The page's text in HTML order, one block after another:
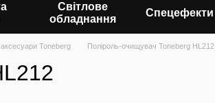
Світлове
обладнання
Спецефекти
аксесуари Toneberg Поліроль-очищувач Toneberg HL212